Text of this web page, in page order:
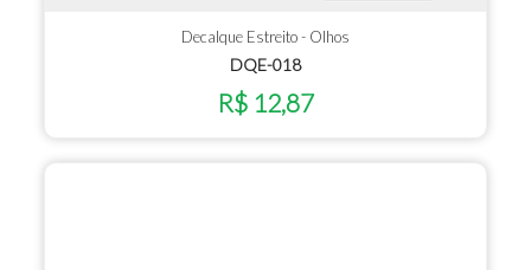
Decalque Estreito - Olhos
DQE-018
R$ 12,87